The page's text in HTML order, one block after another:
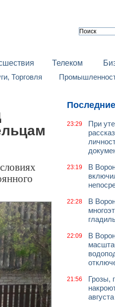
Телеком
Торговля
23:29
При
23:19
В
22:28
В
22:09
В
21:56
Грозы,
августа